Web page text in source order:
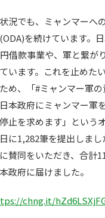
況でも、ミャンマーへ
を続けています。
借款事業や、軍と繋が
います。これを止めた
め、「#ミャンマー軍
本政府にミャンマー軍
止を求めます」という
に1,282筆を提出しま
賛同をいただき、合計
政府に届けました。
chng.it/